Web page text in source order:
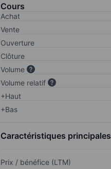
Cours
Achat
Vente
Ouverture
Clôture
Volume
Volume relatif
+Haut
+Bas
Caractéristiques principales
Prix / bénéfice (LTM)